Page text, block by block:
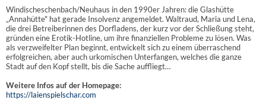
Windischeschenbach/Neuhaus in den 1990er Jahren: die Glashütte
„Annahütte" hat gerade Insolvenz angemeldet. Waltraud, Maria und Lena,
die drei Betreiberinnen des Dorfladens, der kurz vor der Schließung steht,
gründen eine Erotik-Hotline, um ihre finanziellen Probleme zu lösen. Was
als verzweifelter Plan beginnt, entwickelt sich zu einem überraschend
erfolgreichen, aber auch urkomischen Unterfangen, welches die ganze
Stadt auf den Kopf stellt, bis die Sache auffliegt…
Weitere Infos auf der Homepage:
https://laienspielschar.com